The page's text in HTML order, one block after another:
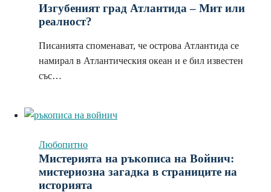
Изгубеният град Атлантида – Мит или
реалност?
Писанията споменават, че острова Атлантида се
намирал в Атлантическия океан и е бил известен
със…
Любопитно
Мистерията на ръкописа на Войнич:
мистериозна загадка в страниците на
историята